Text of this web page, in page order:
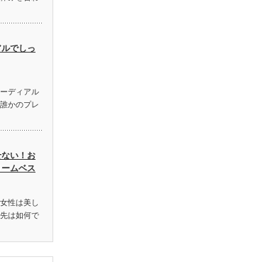
でしっ
ディアル
かのプレ
い！お
ムベス
性は美し
は如何で